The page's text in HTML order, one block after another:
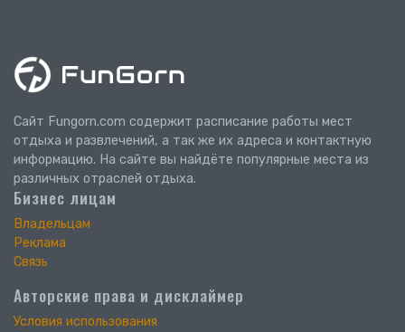
Сайт Fungorn.com содержит расписание работы мест
отдыха и развлечений, а так же их адреса и контактную
информацию. На сайте вы найдёте популярные места из
различных отраслей отдыха.
Бизнес лицам
Владельцам
Реклама
Связь
Авторские права и дисклаймер
Условия использования